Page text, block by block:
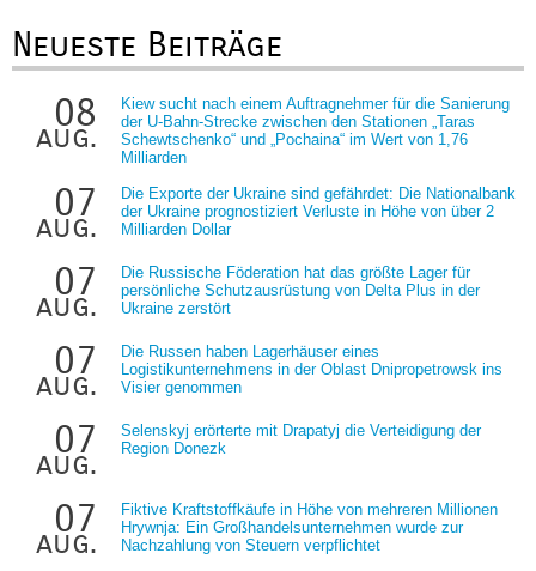
Neueste Beiträge
08
aug.
Kiew sucht nach einem Auftragnehmer für die Sanierung
der U-Bahn-Strecke zwischen den Stationen „Taras
Schewtschenko“ und „Pochaina“ im Wert von 1,76
Milliarden
07
aug.
Die Exporte der Ukraine sind gefährdet: Die Nationalbank
der Ukraine prognostiziert Verluste in Höhe von über 2
Milliarden Dollar
07
aug.
Die Russische Föderation hat das größte Lager für
persönliche Schutzausrüstung von Delta Plus in der
Ukraine zerstört
07
aug.
Die Russen haben Lagerhäuser eines
Logistikunternehmens in der Oblast Dnipropetrowsk ins
Visier genommen
07
aug.
Selenskyj erörterte mit Drapatyj die Verteidigung der
Region Donezk
07
aug.
Fiktive Kraftstoffkäufe in Höhe von mehreren Millionen
Hrywnja: Ein Großhandelsunternehmen wurde zur
Nachzahlung von Steuern verpflichtet